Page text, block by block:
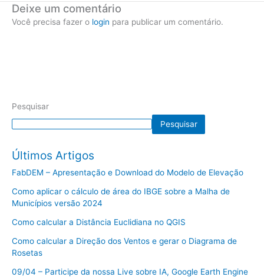
Deixe um comentário
Você precisa fazer o login para publicar um comentário.
Pesquisar
Pesquisar
Últimos Artigos
FabDEM – Apresentação e Download do Modelo de Elevação
Como aplicar o cálculo de área do IBGE sobre a Malha de
Municípios versão 2024
Como calcular a Distância Euclidiana no QGIS
Como calcular a Direção dos Ventos e gerar o Diagrama de
Rosetas
09/04 – Participe da nossa Live sobre IA, Google Earth Engine